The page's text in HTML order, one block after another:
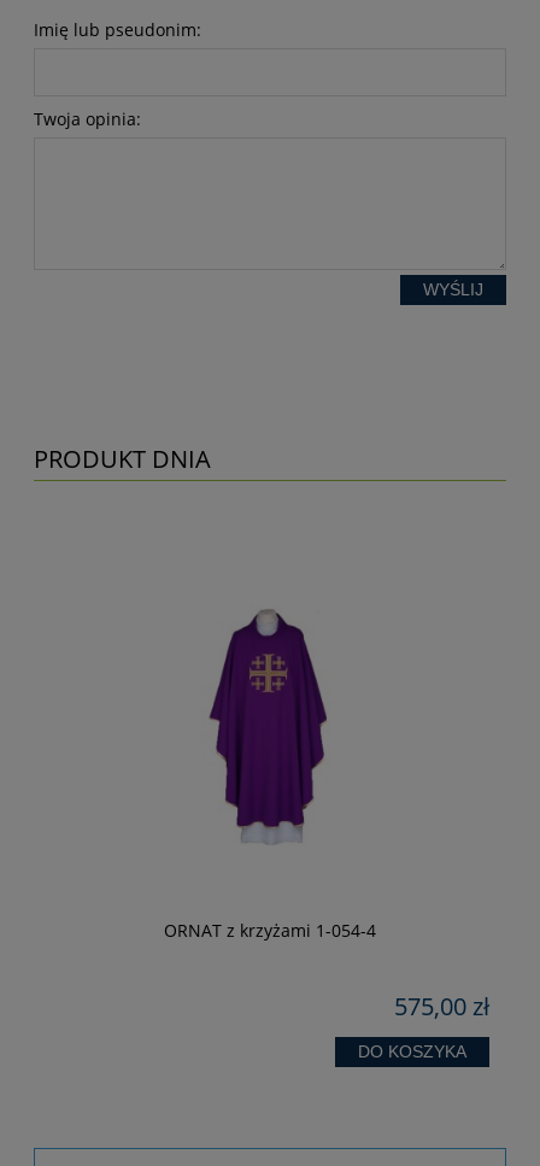
Imię lub pseudonim:
Twoja opinia:
WYŚLIJ
PRODUKT DNIA
ORNAT z krzyżami 1-054-4
575,00 zł
DO KOSZYKA